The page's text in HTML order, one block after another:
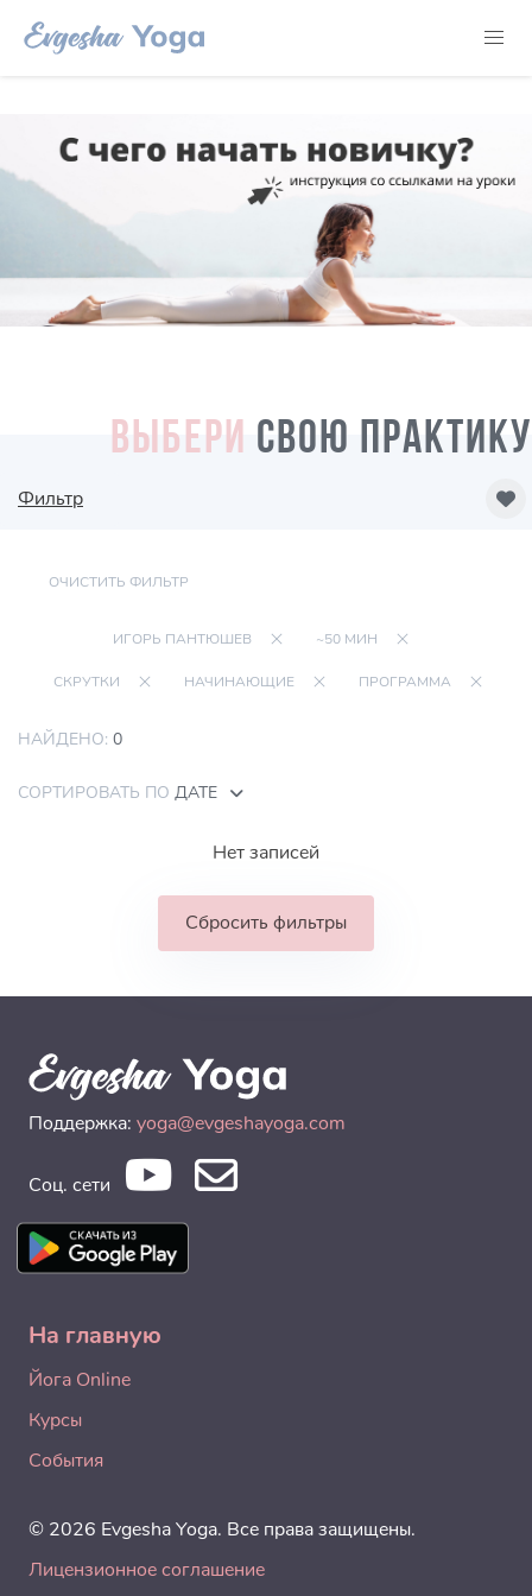
ВЫБЕРИ СВОЮ ПРАКТИКУ
Фильтр
ОЧИСТИТЬ ФИЛЬТР
ИГОРЬ ПАНТЮШЕВ ~50 МИН
СКРУТКИ НАЧИНАЮЩИЕ ПРОГРАММА
НАЙДЕНО: 0
СОРТИРОВАТЬ ПО ДАТЕ
Нет записей
Сбросить фильтры
Поддержка: yoga@evgeshayoga.com
Соц. сети
На главную
Йога Online
Курсы
События
© 2026 Evgesha Yoga. Все права защищены.
Лицензионное соглашение